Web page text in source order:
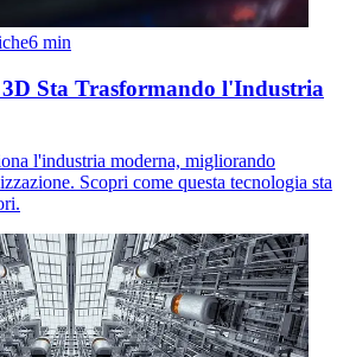
6 min
Sta Trasformando l'Industria
l'industria moderna, migliorando
Scopri come questa tecnologia sta